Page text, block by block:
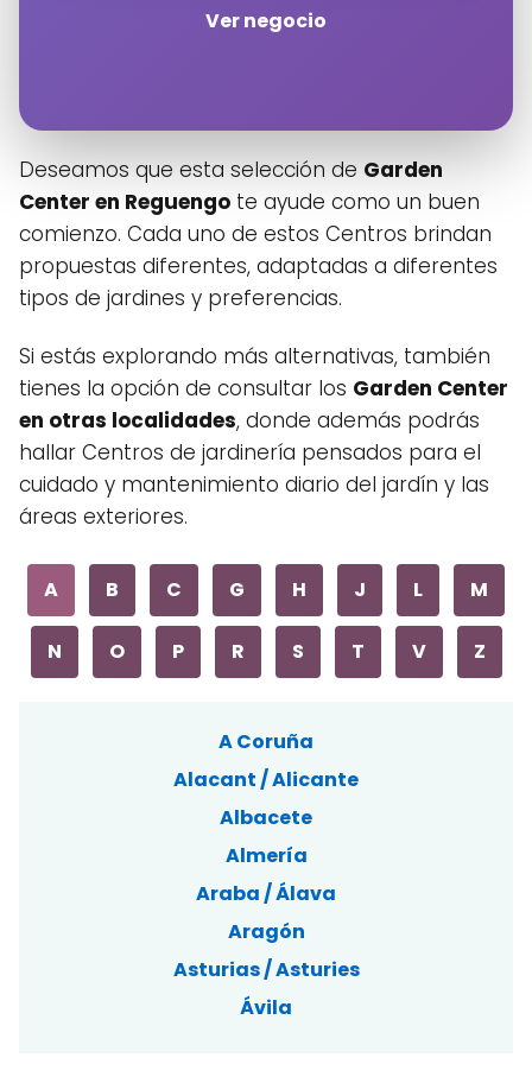
Ver negocio
Deseamos que esta selección de Garden
Center en Reguengo te ayude como un buen
comienzo. Cada uno de estos Centros brindan
propuestas diferentes, adaptadas a diferentes
tipos de jardines y preferencias.
Si estás explorando más alternativas, también
tienes la opción de consultar los Garden Center
en otras localidades, donde además podrás
hallar Centros de jardinería pensados para el
cuidado y mantenimiento diario del jardín y las
áreas exteriores.
A B C G H J L M
N O P R S T V Z
A Coruña
Alacant / Alicante
Albacete
Almería
Araba / Álava
Aragón
Asturias / Asturies
Ávila